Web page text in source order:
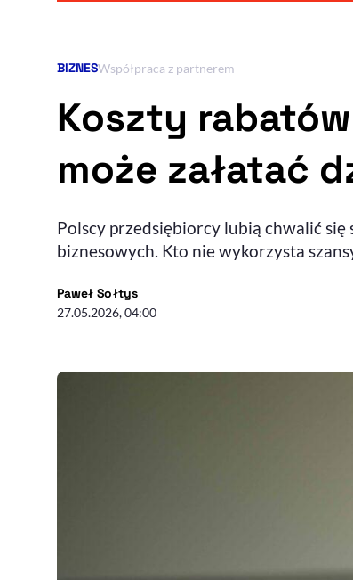
Kategoria artykułu:
BIZNESWspółpraca z partnerem
Koszty
może załatać
Polscy przedsiębiorcy lubią chwalić
biznesowych. Kto nie wykorzysta
Paweł Sołtys- autor artykułu - profil
27.05.2026, 04:00